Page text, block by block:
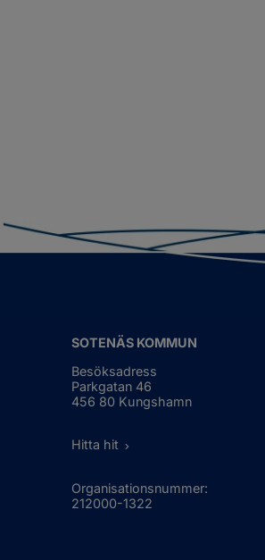
SOTENÄS KOMMUN
Besöksadress
Parkgatan 46
456 80 Kungshamn
Hitta hit
Organisationsnummer:
212000-1322